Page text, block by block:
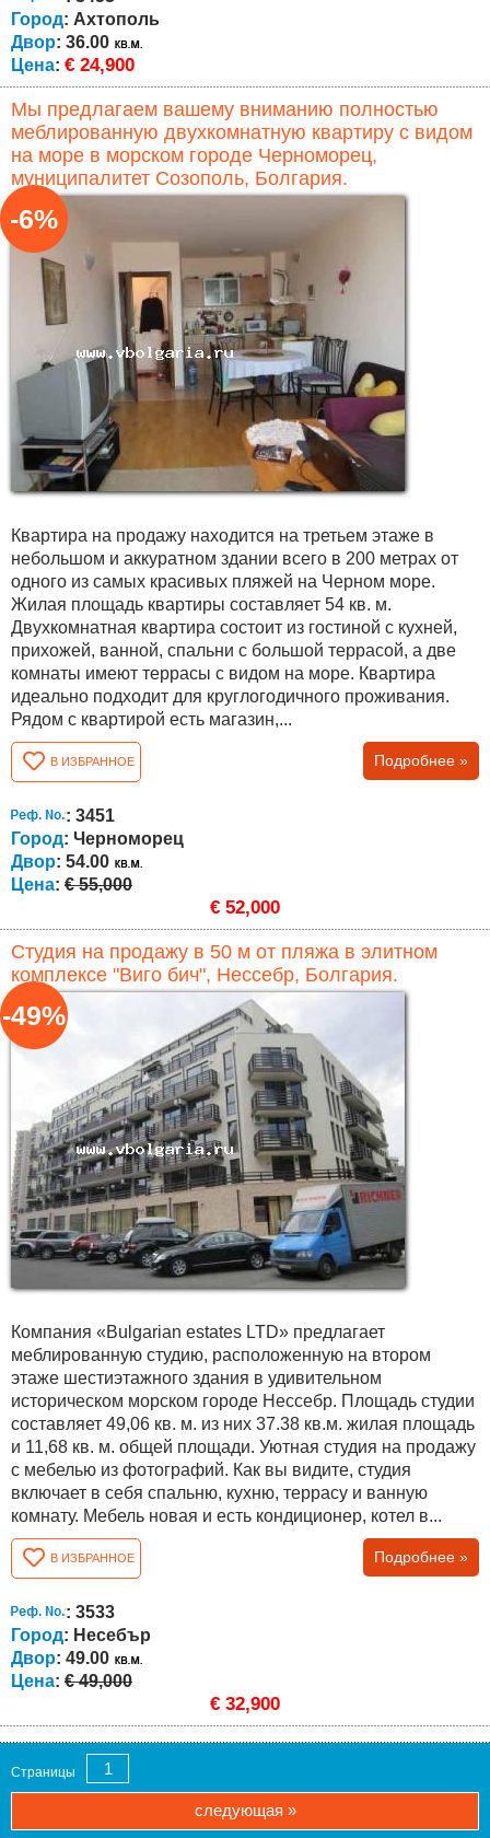
Город: Ахтополь
Двор: 36.00
Цена: € 24,900
Мы предлагаем вашему вниманию полностью
меблированную двухкомнатную квартиру с видом
на море в морском городе Черноморец,
муниципалитет Созополь, Болгария.
-6%
Квартира на продажу находится на третьем этаже в
небольшом и аккуратном здании всего в 200 метрах от
одного из самых красивых пляжей на Черном море.
Жилая площадь квартиры составляет 54 кв. м.
Двухкомнатная квартира состоит из гостиной с кухней,
прихожей, ванной, спальни с большой террасой, а две
комнаты имеют террасы с видом на море. Квартира
идеально подходит для круглогодичного проживания.
Рядом с квартирой есть магазин,...
В ИЗБРАННОЕ Подробнее »
: 3451
Город: Черноморец
Двор: 54.00
Цена: € 55,000
€ 52,000
Студия на продажу в 50 м от пляжа в элитном
комплексе "Виго бич", Нессебр, Болгария.
-49%
Компания «Bulgarian estates LTD» предлагает
меблированную студию, расположенную на втором
этаже шестиэтажного здания в удивительном
историческом морском городе Нессебр. Площадь студии
составляет 49,06 кв. м. из них 37.38 кв.м. жилая площадь
и 11,68 кв. м. общей площади. Уютная студия на продажу
с мебелью из фотографий. Как вы видите, студия
включает в себя спальню, кухню, террасу и ванную
комнату. Мебель новая и есть кондиционер, котел в...
В ИЗБРАННОЕ Подробнее »
: 3533
Город: Несебър
Двор: 49.00
Цена: € 49,000
€ 32,900
Страницы 1
следующая »